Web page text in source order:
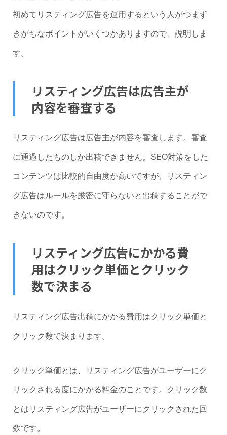
初めてリスティング広告を運用するという人がつまず
きがちなポイントがいくつかありますので、説明しま
す。
リスティング広告は広告主が
内容を審査する
リスティング広告は広告主が内容を審査します。審査
に通過したものしか出稿できません。SEO対策をした
コンテンツは比較的自由度が高いですが、リスティン
グ広告はルールを厳密に守らないと出稿することがで
きないのです。
リスティング広告にかかる費
用はクリック単価とクリック
数で決まる
リスティング広告出稿にかかる費用はクリック単価と
クリック数で決まります。
クリック単価とは、リスティング広告がユーザーにク
リックされる度にかかる料金のことです。クリック数
とはリスティング広告がユーザーにクリックされた回
数です。